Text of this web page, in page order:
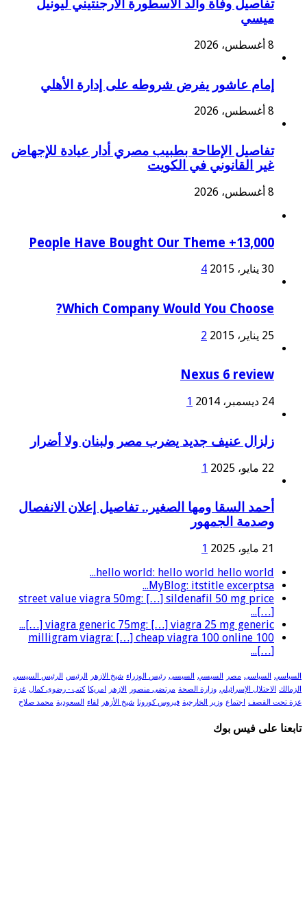
تفاصيل وفاة والد الأسطورة الأرجنتيني ليونيل
ميسي
8 أغسطس، 2026
إمام عاشور يفرض شروطه على إدارة الأهلي
8 أغسطس، 2026
تفاصيل الإطاحة بطبيب مصري أدار عيادة للإجهاض
غير القانوني في الكويت
8 أغسطس، 2026
13,000+ People Have Bought Our Theme
30 يناير، 2015 4
Which Company Would You Choose?
25 يناير، 2015 2
Nexus 6 review
24 ديسمبر، 2014 1
زلزال عنيف جديد يضرب مصر ولبنان ولا أضرار
22 مايو، 2025 1
أحمد السقا ومها الصغير.. تفاصيل إعلان الانفصال
وصدمة الجمهور
21 مايو، 2025
1
hello world: hello world hello world...
MyBlog: itstitle excerptsa...
street value viagra 50mg: […] sildenafil 50 mg price
[…]...
viagra generic 75mg: […] viagra 25 mg generic […]...
100 milligram viagra: […] cheap viagra 100 online
[…]...
السياسي السياسى مصر السيسي السيسى رئيس الوزراء شيخ الازهر الرئيس الرئيس السيسي
الزمالك الاحتلال الإسرائيلي وزارة الصحة مرتضى منصور الازهر امريكا كتب - رضوى كمال غزة
غزة تحت القصف اجتماع وزير الخارجية فيروس كورونا شيخ الأزهر لقاء السعودية محمد صلاح
تابعنا على فيس بوك